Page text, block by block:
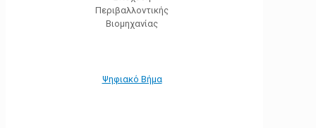
Περιβαλλοντικής
Βιομηχανίας
Ψηφιακό Βήμα